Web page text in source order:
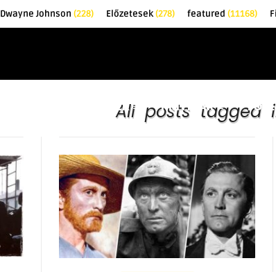
Dwayne Johnson (228) Előzetesek(278) featured (11168)
ÉRDEKESSÉGEK KRITIKÁK
All posts tagged